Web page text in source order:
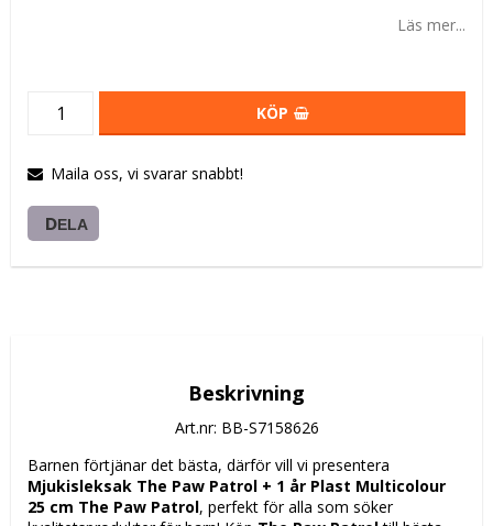
Läs mer...
KÖP
Maila oss, vi svarar snabbt!
DELA
Beskrivning
Art.nr: BB-S7158626
Mjukisleksak The Paw Patrol + 1 år Plast Multicolour
25 cm The Paw Patrol, perfekt för alla som söker